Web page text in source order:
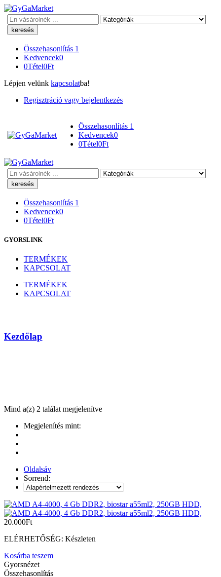
Keresés
Összehasonlítás 1
Kedvencek0
0Tétel0Ft
Lépjen velünk kapcsolatba!
Regisztráció vagy bejelentkezés
Összehasonlítás 1
Kedvencek0
0Tétel0Ft
Keresés
Összehasonlítás 1
Kedvencek0
0Tétel0Ft
GYORSLINK
TERMÉKEK
KAPCSOLAT
TERMÉKEK
KAPCSOLAT
Kezdőlap
Mind a(z) 2 találat megjelenítve
Megjelenítés mint:
Oldalsáv
Sorrend:
20.000Ft
ELÉRHETŐSÉG: Készleten
Kosárba teszem
Gyorsnézet
Összehasonlítás